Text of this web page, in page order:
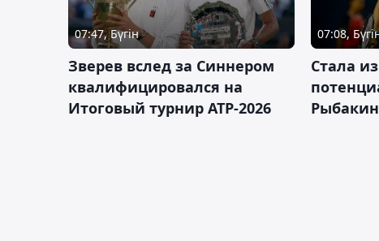
07:47, Бүгін
Зверев вслед за Синнером
квалифицировался на
Итоговый турнир ATP-2026
07:08,
Cтала